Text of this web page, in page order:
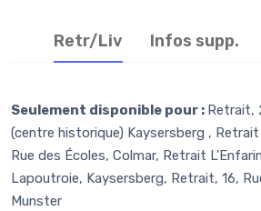
Retr/Liv Infos supp.
Seulement disponible pour : Retrait,
(centre historique) Kaysersberg ,
Rue des Écoles, Colmar, Retrait
Lapoutroie, Kaysersberg, Retrait, 16,
Munster